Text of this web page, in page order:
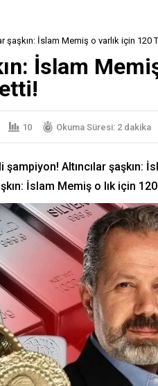
şaşkın: İslam Memiş o varlık için 120
İslam
10 Okuma Süresi: 2 dakika
Altıncılar şaşkın:
İslam Memiş o lık için